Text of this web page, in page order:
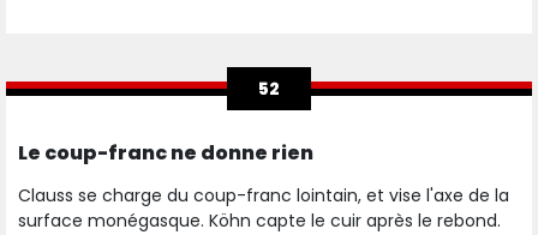
52
Le coup-franc ne donne rien
Clauss se charge du coup-franc lointain, et vise l'axe de la
surface monégasque. Köhn capte le cuir après le rebond.